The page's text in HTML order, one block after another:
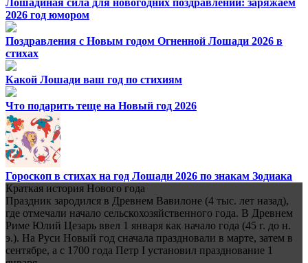
2026 год юмором
Поздравления с Новым годом Огненной Лошади 2026 в
стихах
Какой Лошади ваш год по стихиям
Что подарить теще на Новый год 2026
Гороскоп в стихах на год Лошади 2026 по знакам Зодиака
Краткая история Нового года
Праздник зародился в Древнем Вавилоне (4 тыс. лет назад),
где отмечали начало сельскохозяйственного года. В Древнем
Риме Юлий Цезарь ввел 1 января как начало года (45 г. до н.
э.). На Руси Новый год сначала праздновали в марте, затем в
сентябре, а с 1700 года Петр I установил празднование 1